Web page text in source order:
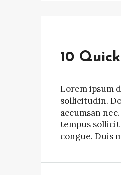
10
Lorem ipsum
sollicitudin.
accumsan
tempus
congue. Duis